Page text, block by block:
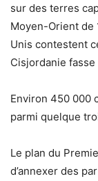
sur des terres
Moyen-Orient de
Unis contestent
Cisjordanie fasse
Environ 450 000
parmi quelque
Le plan du
d’annexer des